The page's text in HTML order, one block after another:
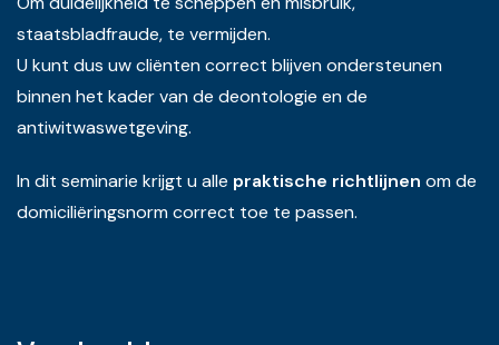
staatsbladfraude, te vermijden.
U kunt dus uw cliënten correct blijven ondersteunen
binnen het kader van de deontologie en de
antiwitwaswetgeving.
In dit seminarie krijgt u alle praktische richtlijnen om de
domiciliëringsnorm correct toe te passen.